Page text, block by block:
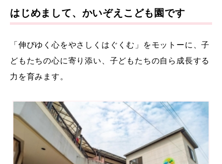
はじめまして、かいぞえこども園です
「伸びゆく心をやさしくはぐくむ」をモットーに、子
どもたちの心に寄り添い、子どもたちの自ら成長する
力を育みます。